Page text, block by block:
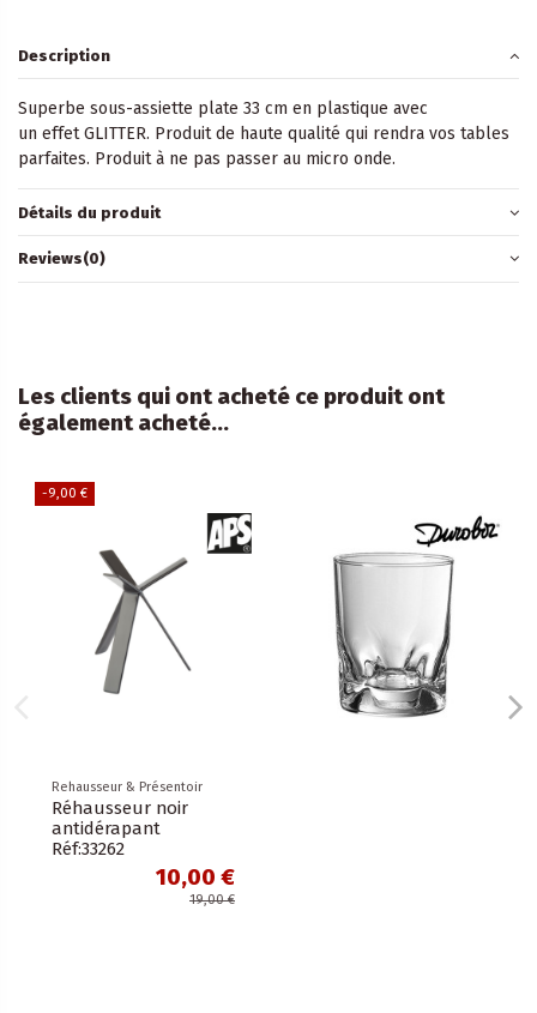
Description
Superbe sous-assiette plate 33 cm en plastique avec
un effet GLITTER. Produit de haute qualité qui rendra vos tables
parfaites. Produit à ne pas passer au micro onde.
Détails du produit
Reviews(0)
Les clients qui ont acheté ce produit ont
également acheté...
-9,00 €
Rehausseur & Présentoir
Réhausseur noir
antidérapant
Réf:33262
10,00 €
19,00 €